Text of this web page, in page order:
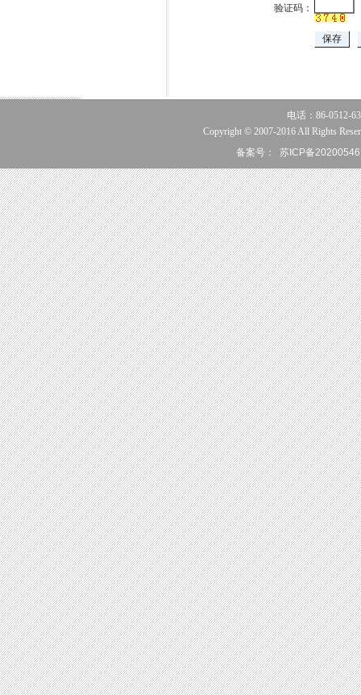
验证码：
电话：86-0512-
Copyright © 2007-2016 All Rights
备案号：
苏ICP备